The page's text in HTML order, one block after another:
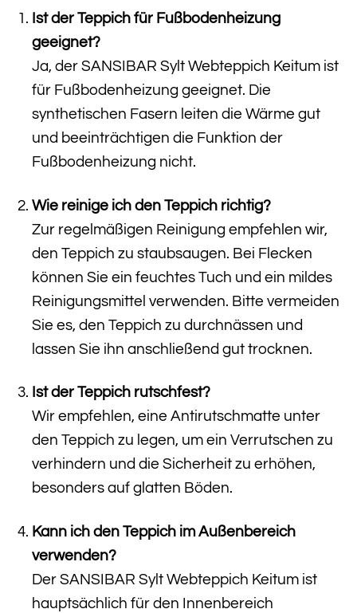
Ist der Teppich für Fußbodenheizung
geeignet?
Ja, der SANSIBAR Sylt Webteppich Keitum ist
für Fußbodenheizung geeignet. Die
synthetischen Fasern leiten die Wärme gut
und beeinträchtigen die Funktion der
Fußbodenheizung nicht.
Wie reinige ich den Teppich richtig?
Zur regelmäßigen Reinigung empfehlen wir,
den Teppich zu staubsaugen. Bei Flecken
können Sie ein feuchtes Tuch und ein mildes
Reinigungsmittel verwenden. Bitte vermeiden
Sie es, den Teppich zu durchnässen und
lassen Sie ihn anschließend gut trocknen.
Ist der Teppich rutschfest?
Wir empfehlen, eine Antirutschmatte unter
den Teppich zu legen, um ein Verrutschen zu
verhindern und die Sicherheit zu erhöhen,
besonders auf glatten Böden.
Kann ich den Teppich im Außenbereich
verwenden?
Der SANSIBAR Sylt Webteppich Keitum ist
hauptsächlich für den Innenbereich